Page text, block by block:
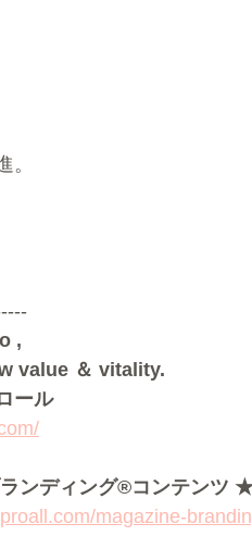
。
,
value ＆ vitality.
ール
ンディング®コンテンツ
magazine-